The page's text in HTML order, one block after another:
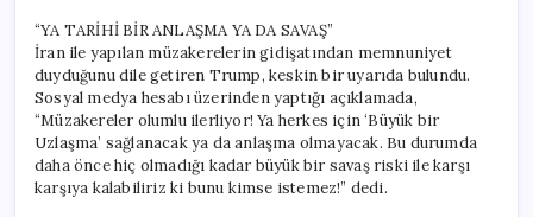
“YA TARİHİ BİR ANLAŞMA YA DA SAVAŞ”
İran ile yapılan müzakerelerin gidişatından memnuniyet
duyduğunu dile getiren Trump, keskin bir uyarıda bulundu.
Sosyal medya hesabı üzerinden yaptığı açıklamada,
“Müzakereler olumlu ilerliyor! Ya herkes için ‘Büyük bir
Uzlaşma’ sağlanacak ya da anlaşma olmayacak. Bu durumda
daha önce hiç olmadığı kadar büyük bir savaş riski ile karşı
karşıya kalabiliriz ki bunu kimse istemez!” dedi.